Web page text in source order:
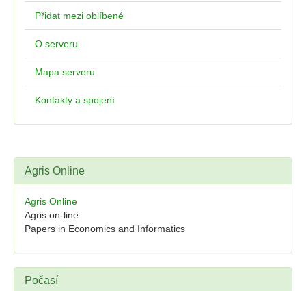
Přidat mezi oblíbené
O serveru
Mapa serveru
Kontakty a spojení
Agris Online
Agris Online
Agris on-line
Papers in Economics and Informatics
Počasí